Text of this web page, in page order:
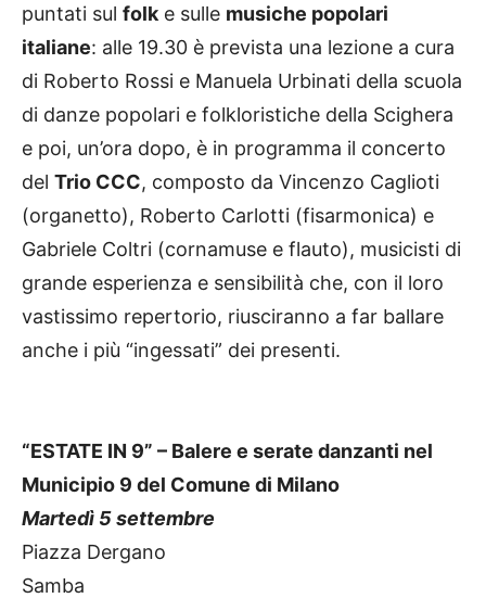
puntati sul folk e sulle musiche popolari
italiane: alle 19.30 è prevista una lezione a cura
di Roberto Rossi e Manuela Urbinati della scuola
di danze popolari e folkloristiche della Scighera
e poi, un’ora dopo, è in programma il concerto
del Trio CCC, composto da Vincenzo Caglioti
(organetto), Roberto Carlotti (fisarmonica) e
Gabriele Coltri (cornamuse e flauto), musicisti di
grande esperienza e sensibilità che, con il loro
vastissimo repertorio, riusciranno a far ballare
anche i più “ingessati” dei presenti.
“ESTATE IN 9” – Balere e serate danzanti nel
Municipio 9 del Comune di Milano
Martedì 5 settembre
Piazza Dergano
Samba